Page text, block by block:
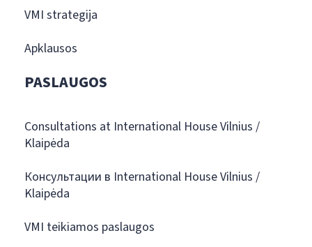
VMI strategija
Apklausos
PASLAUGOS
Consultations at International House Vilnius /
Klaipėda
Консультации в International House Vilnius /
Klaipėda
VMI teikiamos paslaugos